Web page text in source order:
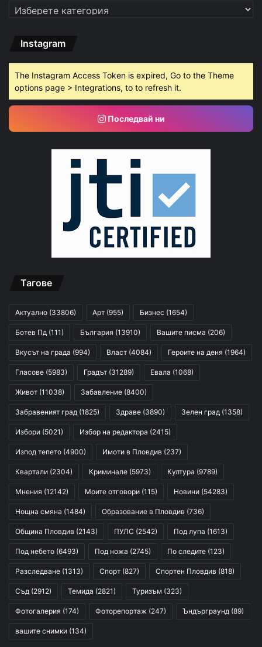
Категории
Instagram
The Instagram Access Token is expired, Go to the Theme
options page > Integrations, to to refresh it.
Последвай ни
Тагове
Актуално (33806) Арт (955) Бизнес (1654)
Ботев Пд (111) България (13910) Вашите писма (206)
Вкусът на града (994) Власт (4084) Героите на деня (1964)
Гласове (5983) Градът (31289) Евала (1068)
Живот (11038) Забавление (8400)
Забравеният град (1825) Здраве (3890) Зелен град (1358)
Избори (5021) Избор на редактора (2415)
Изпод тепето (4900) Имоти в Пловдив (237)
Квартали (2304) Криминале (5973) Култура (9789)
Мнения (12142) Моите отговори (115) Новини (54283)
Нощна смяна (1484) Образование в Пловдив (736)
Община Пловдив (2143) ПУЛС (2542) Под лупа (1613)
Под небето (6493) Под ножа (2745) По следите (123)
Разследване (1313) Спорт (827) Спортен Пловдив (818)
Съд (2912) Темида (2821) Туризъм (323)
Фотогалерия (174) Фоторепортаж (247) Ъндърграунд (89)
вашите снимки (134)